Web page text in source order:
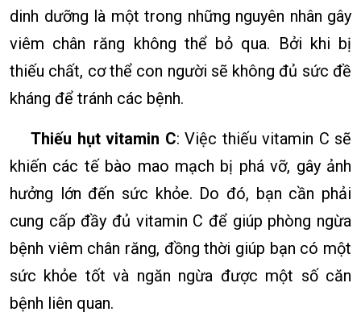
dinh dưỡng là một trong những nguyên nhân gây
viêm chân răng không thể bỏ qua. Bởi khi bị
thiếu chất, cơ thể con người sẽ không đủ sức đề
kháng để tránh các bệnh.
Thiếu hụt vitamin C: Việc thiếu vitamin C sẽ
khiến các tế bào mao mạch bị phá vỡ, gây ảnh
hưởng lớn đến sức khỏe. Do đó, bạn cần phải
cung cấp đầy đủ vitamin C để giúp phòng ngừa
bệnh viêm chân răng, đồng thời giúp bạn có một
sức khỏe tốt và ngăn ngừa được một số căn
bệnh liên quan.